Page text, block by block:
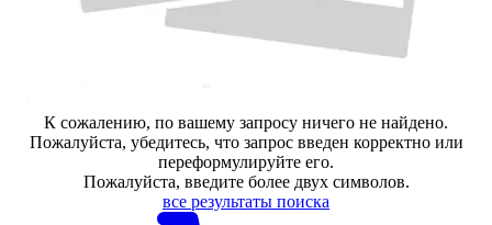
К сожалению, по вашему запросу ничего не найдено.
Пожалуйста, убедитесь, что запрос введен корректно или
переформулируйте его.
Пожалуйста, введите более двух символов.
все результаты поиска